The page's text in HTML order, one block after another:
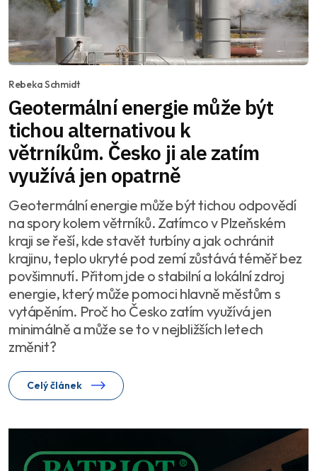
Rebeka Schmidt
Geotermální energie může být
tichou alternativou k
větrníkům. Česko ji ale zatím
využívá jen opatrně
Geotermální energie může být tichou odpovědí
na spory kolem větrníků. Zatímco v Plzeňském
kraji se řeší, kde stavět turbíny a jak ochránit
krajinu, teplo ukryté pod zemí zůstává téměř bez
povšimnutí. Přitom jde o stabilní a lokální zdroj
energie, který může pomoci hlavně městům s
vytápěním. Proč ho Česko zatím využívá jen
minimálně a může se to v nejbližších letech
změnit?
Celý článek